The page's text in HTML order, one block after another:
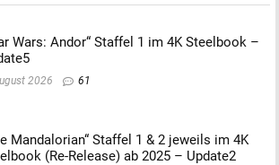
Wars: Andor“ Staffel 1 im 4K Steelbook –
2026 61
Mandalorian“ Staffel 1 & 2 jeweils im 4K
(Re-Release) ab 2025 – Update2